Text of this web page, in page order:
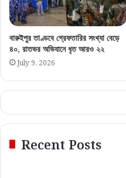
বারুইপুর তাণ্ডবে গ্রেফতারির সংখ্যা বেড়ে
৪০, রাতভর অভিযানে ধৃত আরও ২২
July 9, 2026
Recent Posts